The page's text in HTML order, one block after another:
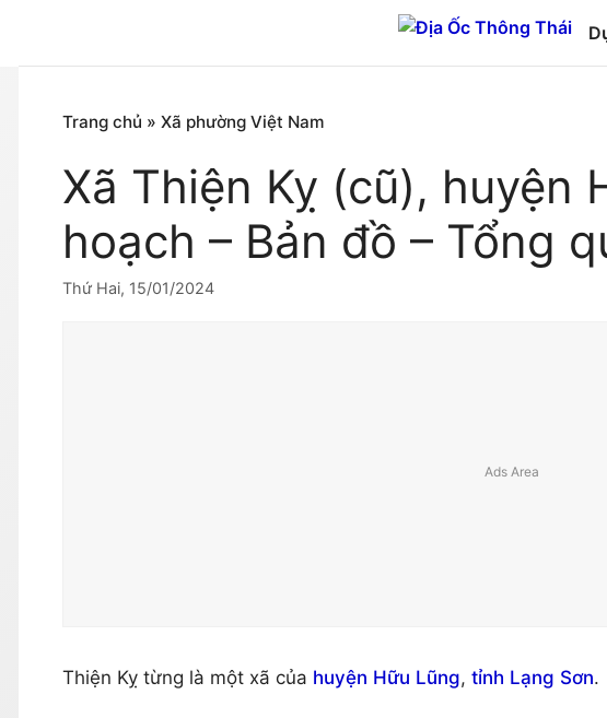
nội
Trang chủ » Xã phường Việt Nam
Xã Thiện Kỵ (cũ), huyện
hoạch – Bản đồ – Tổng
Thứ Hai, 15/01/2024
Thiện Kỵ từng là một xã của huyện Hữu Lũng, tỉnh Lạng Sơn.